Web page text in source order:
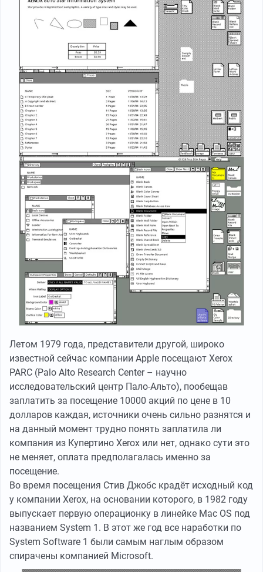
Летом 1979 года, представители другой, широко
известной сейчас компании Apple посещают Xerox
PARC (Palo Alto Research Center – научно
исследовательский центр Пало-Альто), пообещав
заплатить за посещение 10000 акций по цене в 10
долларов каждая, источники очень сильно разнятся и
на данный момент трудно понять заплатила ли
компания из Купертино Xerox или нет, однако сути это
не меняет, оплата предполагалась именно за
посещение.
Во время посещения Стив Джобс крадёт исходный код
у компании Xerox, на основании которого, в 1982 году
выпускает первую операционку в линейке Mac OS под
названием System 1. В этот же год все наработки по
System Software 1 были самым наглым образом
спирачены компанией Microsoft.